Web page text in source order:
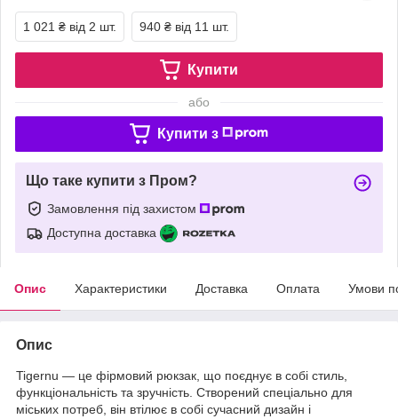
1 021 ₴ від 2 шт. 940 ₴ від 11 шт.
Купити
або
Купити з
Що таке купити з Пром?
Замовлення під захистом
Доступна доставка
Опис Характеристики Доставка Оплата Умови
Опис
Tigernu — це фірмовий рюкзак, що поєднує в собі стиль,
функціональність та зручність. Створений спеціально для
міських потреб, він втілює в собі сучасний дизайн і